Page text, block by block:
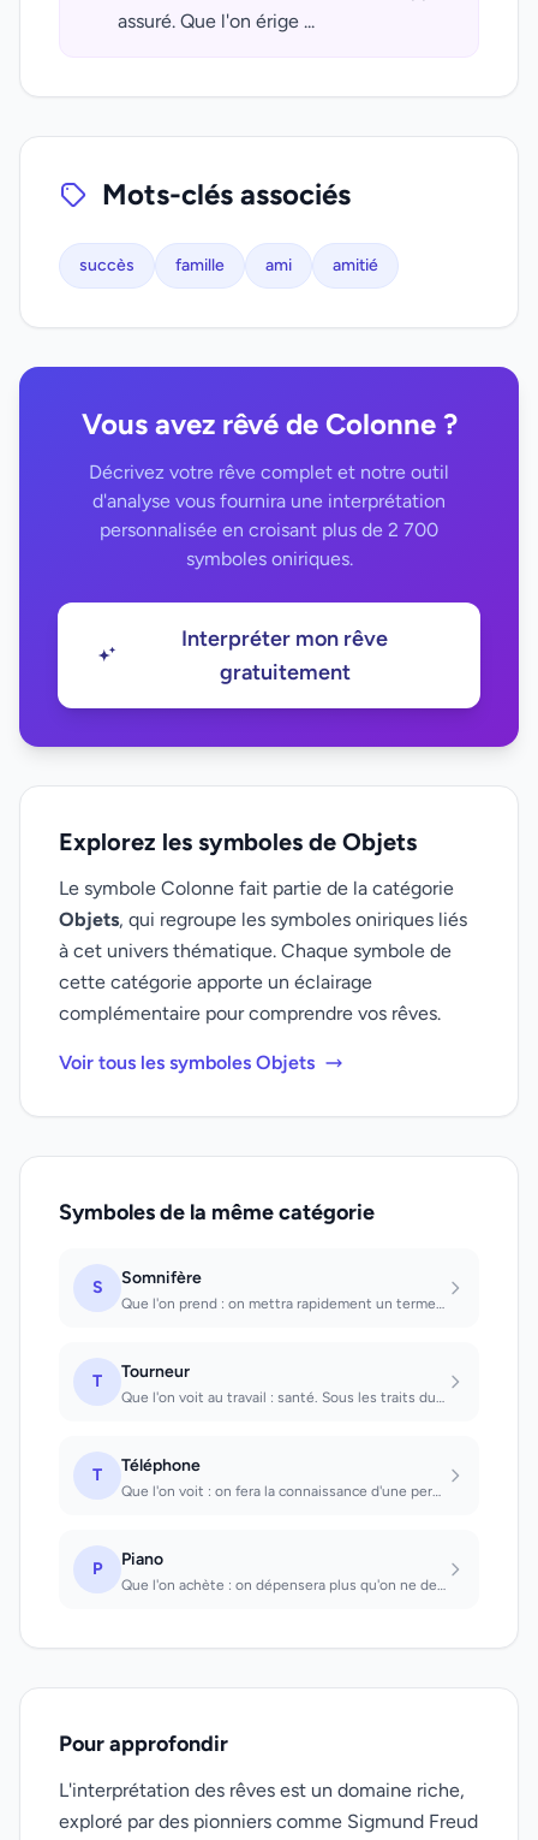
assuré. Que l'on érige ...
Mots-clés associés
succès famille ami amitié
Vous avez rêvé de Colonne ?
Décrivez votre rêve complet et notre outil
d'analyse vous fournira une interprétation
personnalisée en croisant plus de 2 700
symboles oniriques.
Interpréter mon rêve
gratuitement
Explorez les symboles de Objets
Le symbole Colonne fait partie de la catégorie
Objets, qui regroupe les symboles oniriques liés
à cet univers thématique. Chaque symbole de
cette catégorie apporte un éclairage
complémentaire pour comprendre vos rêves.
Voir tous les symboles Objets
Symboles de la même catégorie
S Somnifère
Que l'on prend : on mettra rapidement un terme à une relation ou à une affaire o...
T Tourneur
Que l'on voit au travail : santé. Sous les traits duquel on se voit travailler :...
T Téléphone
Que l'on voit : on fera la connaissance d'une personne qui masquera son identité...
P Piano
Que l'on achète : on dépensera plus qu'on ne devrait. Dont on joue : on perdra s...
Pour approfondir
L'interprétation des rêves est un domaine riche,
exploré par des pionniers comme Sigmund Freud